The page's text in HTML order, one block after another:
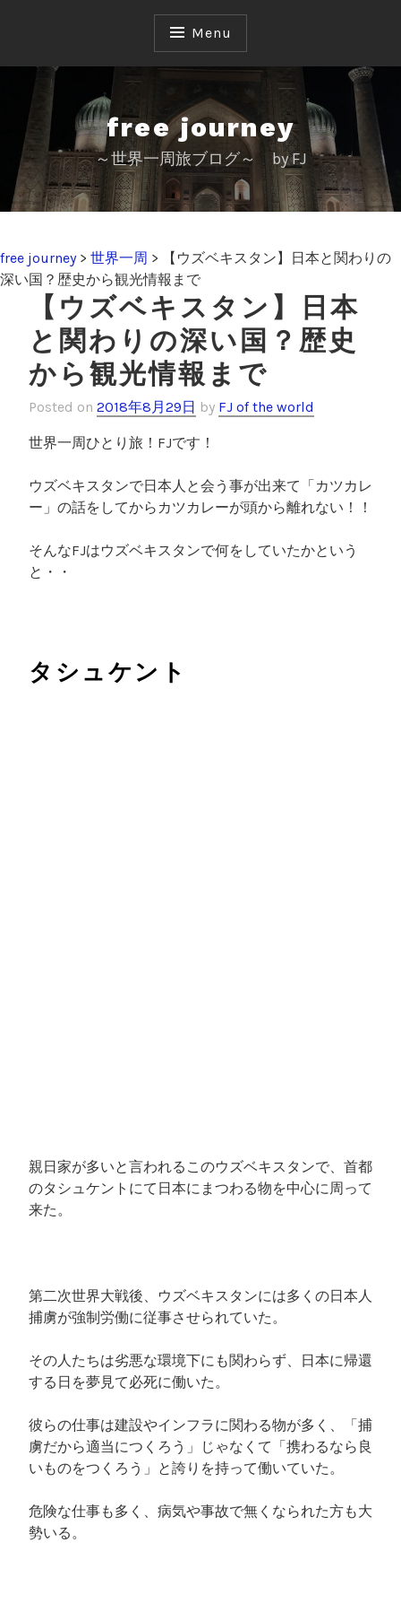
t
Menu
free journey
～世界一周旅ブログ～ by FJ
free journey> 世界一周 >
【ウズベキスタン】日本と関わりの
深い国？歴史から観光情報まで
【ウズベキスタン】日本
と関わりの深い国？歴史
から観光情報まで
Posted on 2018年8月29日 by FJ of the world
世界一周ひとり旅！FJです！
ウズベキスタンで日本人と会う事が出来て「カツカレ
ー」の話をしてからカツカレーが頭から離れない！！
そんなFJはウズベキスタンで何をしていたかという
と・・
タシュケント
親日家が多いと言われるこのウズベキスタンで、首都
のタシュケントにて日本にまつわる物を中心に周って
来た。
第二次世界大戦後、ウズベキスタンには多くの日本人
捕虜が強制労働に従事させられていた。
その人たちは劣悪な環境下にも関わらず、日本に帰還
する日を夢見て必死に働いた。
彼らの仕事は建設やインフラに関わる物が多く、「捕
虜だから適当につくろう」じゃなくて「携わるなら良
いものをつくろう」と誇りを持って働いていた。
危険な仕事も多く、病気や事故で無くなられた方も大
勢いる。